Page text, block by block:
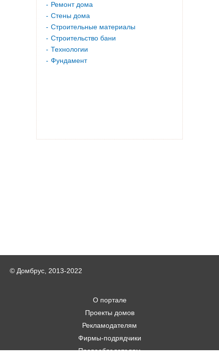
Ремонт дома
Стены дома
Строительные материалы
Строительство бани
Технологии
Фундамент
© Домбрус, 2013-2022
О портале
Проекты домов
Рекламодателям
Фирмы-подрядчики
Правообладателям